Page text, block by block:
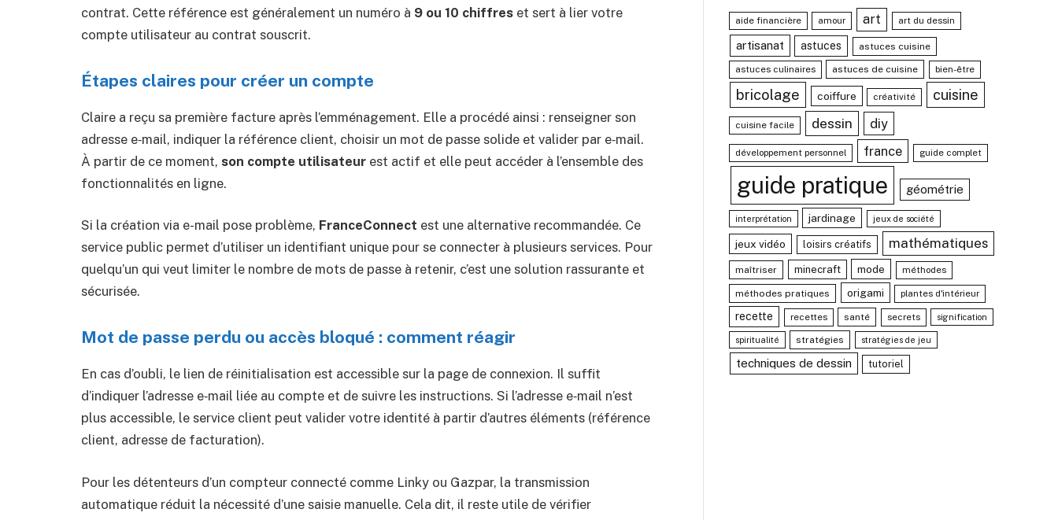
contrat. Cette référence est généralement un numéro à 9 ou 10 chiffres et sert à lier votre
compte utilisateur au contrat souscrit.
Étapes claires pour créer un compte
Claire a reçu sa première facture après l’emménagement. Elle a procédé ainsi : renseigner son
adresse e‑mail, indiquer la référence client, choisir un mot de passe solide et valider par e‑mail.
À partir de ce moment, son compte utilisateur est actif et elle peut accéder à l’ensemble des
fonctionnalités en ligne.
Si la création via e-mail pose problème, FranceConnect est une alternative recommandée. Ce
service public permet d’utiliser un identifiant unique pour se connecter à plusieurs services. Pour
quelqu’un qui veut limiter le nombre de mots de passe à retenir, c’est une solution rassurante et
sécurisée.
Mot de passe perdu ou accès bloqué : comment réagir
En cas d’oubli, le lien de réinitialisation est accessible sur la page de connexion. Il suffit
d’indiquer l’adresse e‑mail liée au compte et de suivre les instructions. Si l’adresse e‑mail n’est
plus accessible, le service client peut valider votre identité à partir d’autres éléments (référence
client, adresse de facturation).
Pour les détenteurs d’un compteur connecté comme Linky ou Gazpar, la transmission
automatique réduit la nécessité d’une saisie manuelle. Cela dit, il reste utile de vérifier
aide financière amour art art du dessin
artisanat astuces astuces cuisine
astuces culinaires astuces de cuisine bien-être
bricolage coiffure créativité cuisine
cuisine facile dessin diy
développement personnel france guide complet
guide pratique géométrie
interprétation jardinage jeux de société
jeux vidéo loisirs créatifs mathématiques
maîtriser minecraft mode méthodes
méthodes pratiques origami plantes d'intérieur
recette recettes santé secrets signification
spiritualité stratégies stratégies de jeu
techniques de dessin tutoriel